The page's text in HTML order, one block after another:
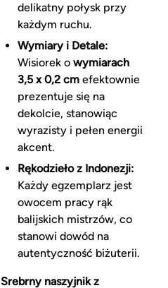
delikatny połysk przy
każdym ruchu.
Wymiary i Detale:
Wisiorek o wymiarach
3,5 x 0,2 cmefektownie
prezentuje się na
dekolcie, stanowiąc
wyrazisty i pełen energii
akcent.
Rękodzieło z Indonezji:
Każdy egzemplarz jest
owocem pracy rąk
balijskich mistrzów, co
stanowi dowód na
autentyczność biżuterii.
Srebrny naszyjnik z